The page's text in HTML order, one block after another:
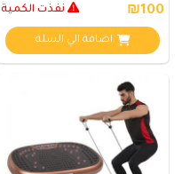
₪100 نفذت الكمية
اضافة الي السلة